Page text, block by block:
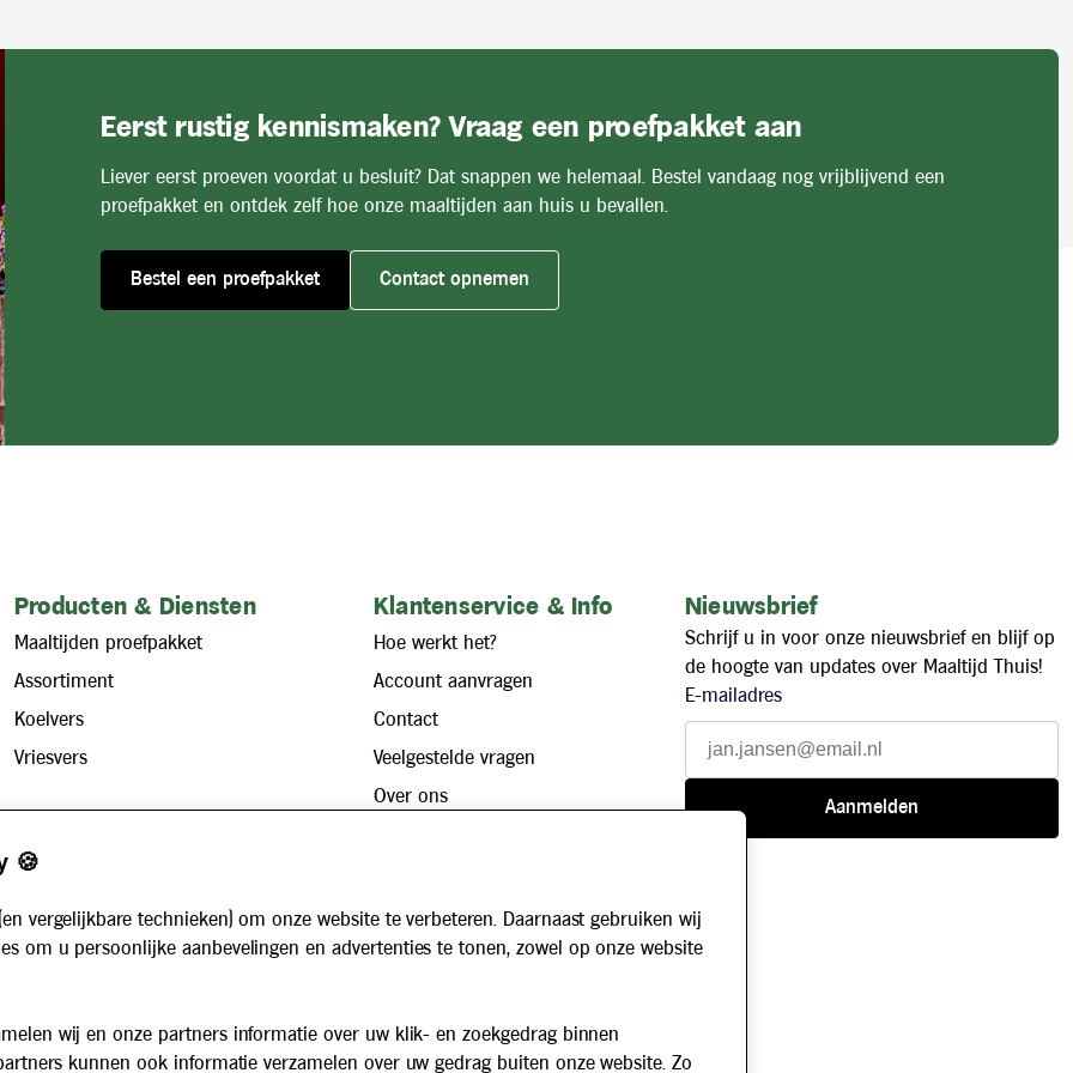
Eerst rustig kennismaken? Vraag een proefpakket aan
Liever eerst proeven voordat u besluit? Dat snappen we helemaal. Bestel vandaag nog vrijblijvend een
proefpakket en ontdek zelf hoe onze maaltijden aan huis u bevallen.
Bestel een proefpakket Contact opnemen
Producten & Diensten
Maaltijden proefpakket
Assortiment
Koelvers
Vriesvers
Maaltijdservice voor bedrijven
Voor instellingen
Algemene voorwaarden
Cookiebeleid
Klantenservice & Info
Hoe werkt het?
Account aanvragen
Contact
Veelgestelde vragen
Over ons
Nieuwsbrief
Schrijf u in voor onze nieuwsbrief en blijf op
de hoogte van updates over Maaltijd Thuis!
E-mailadres
🍪
vergelijkbare technieken) om onze website te verbeteren. Daarnaast gebruiken wij
om u persoonlijke aanbevelingen en advertenties te tonen, zowel op onze website
wij en onze partners informatie over uw klik- en zoekgedrag binnen
kunnen ook informatie verzamelen over uw gedrag buiten onze website. Zo